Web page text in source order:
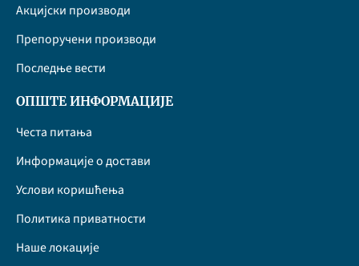
Акцијски производи
Препоручени производи
Последње вести
ОПШТЕ ИНФОРМАЦИЈЕ
Честа питања
Информације о достави
Услови коришћења
Политика приватности
Наше локације